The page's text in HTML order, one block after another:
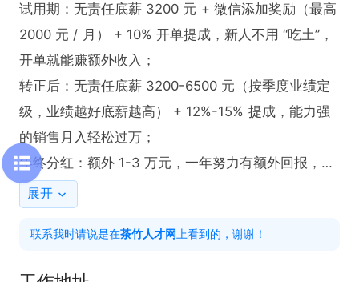
试用期：无责任底薪 3200 元 + 微信添加奖励（最高
2000 元 / 月） + 10% 开单提成，新人不用 “吃土”，
开单就能赚额外收入；
转正后：无责任底薪 3200-6500 元（按季度业绩定
级，业绩越好底薪越高） + 12%-15% 提成，能力强
的销售月入轻松过万；
年终分红：额外 1-3 万元，一年努力有额外回报，收
入更有保障。
二.、3大核心优势，入职不用愁
展开
联系我时请说是在茶竹人才网 上看到的，谢谢！